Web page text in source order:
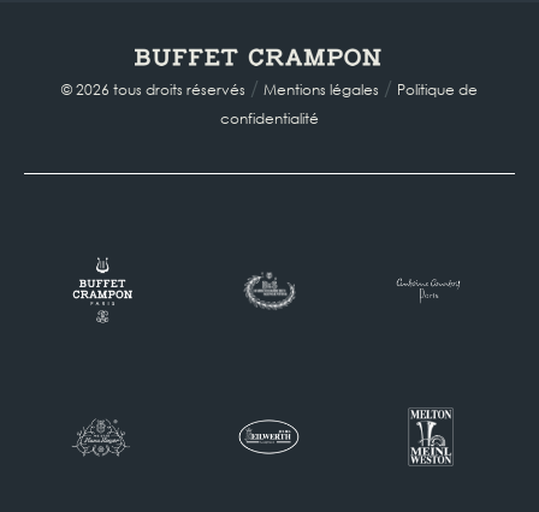
© 2026 tous droits réservés / Mentions légales / Politique de
confidentialité